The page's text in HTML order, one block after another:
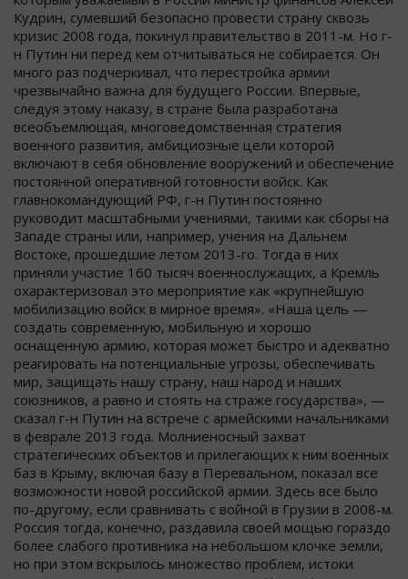
Кудрин, сумевший безопасно провести страну сквозь
кризис 2008 года, покинул правительство в 2011-м. Но г-
н Путин ни перед кем отчитываться не собирается. Он
много раз подчеркивал, что перестройка армии
чрезвычайно важна для будущего России. Впервые,
следуя этому наказу, в стране была разработана
всеобъемлющая, многоведомственная стратегия
военного развития, амбициозные цели которой
включают в себя обновление вооружений и обеспечение
постоянной оперативной готовности войск. Как
главнокомандующий РФ, г-н Путин постоянно
руководит масштабными учениями, такими как сборы на
Западе страны или, например, учения на Дальнем
Востоке, прошедшие летом 2013-го. Тогда в них
приняли участие 160 тысяч военнослужащих, а Кремль
охарактеризовал это мероприятие как «крупнейшую
мобилизацию войск в мирное время». «Наша цель —
создать современную, мобильную и хорошо
оснащенную армию, которая может быстро и адекватно
реагировать на потенциальные угрозы, обеспечивать
мир, защищать нашу страну, наш народ и наших
союзников, а равно и стоять на страже государства», —
сказал г-н Путин на встрече с армейскими начальниками
в феврале 2013 года. Молниеносный захват
стратегических объектов и прилегающих к ним военных
баз в Крыму, включая базу в Перевальном, показал все
возможности новой российской армии. Здесь все было
по-другому, если сравнивать с войной в Грузии в 2008-м.
Россия тогда, конечно, раздавила своей мощью гораздо
более слабого противника на небольшом клочке земли,
но при этом вскрылось множество проблем, истоки